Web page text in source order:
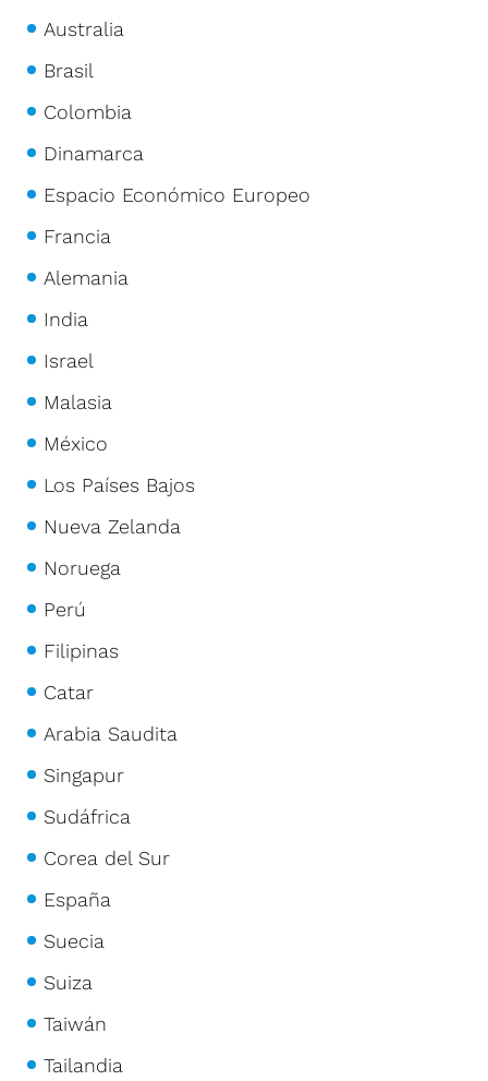
Australia
Brasil
Colombia
Dinamarca
Espacio Económico Europeo
Francia
Alemania
India
Israel
Malasia
México
Los Países Bajos
Nueva Zelanda
Noruega
Perú
Filipinas
Catar
Arabia Saudita
Singapur
Sudáfrica
Corea del Sur
España
Suecia
Suiza
Taiwán
Tailandia